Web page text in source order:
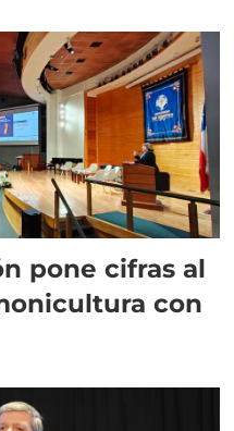
pone cifras al
con